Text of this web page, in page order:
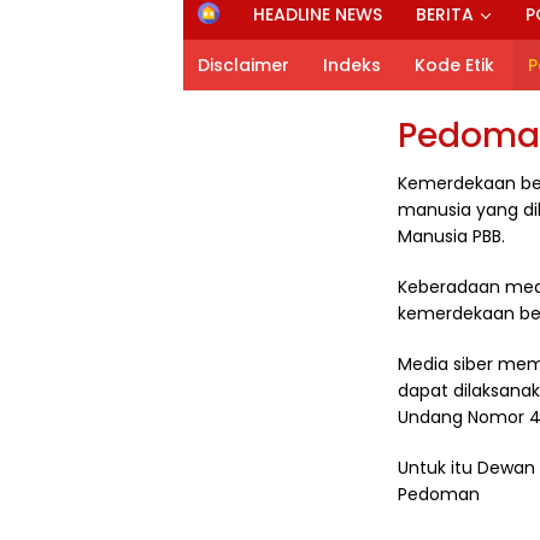
H
o
m
e
HEADLINE NEWS BERITA
Disclaimer Indeks Kode Etik
Kemerdekaan
manusia yang
Manusia PBB.
Keberadaan
kemerdekaan
Media siber
dapat
Undang Nomor
Untuk itu
Pedoman